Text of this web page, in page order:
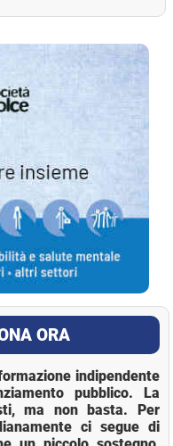
ORA
indipendente
pubblico. La
ma non basta. Per
ci segue di